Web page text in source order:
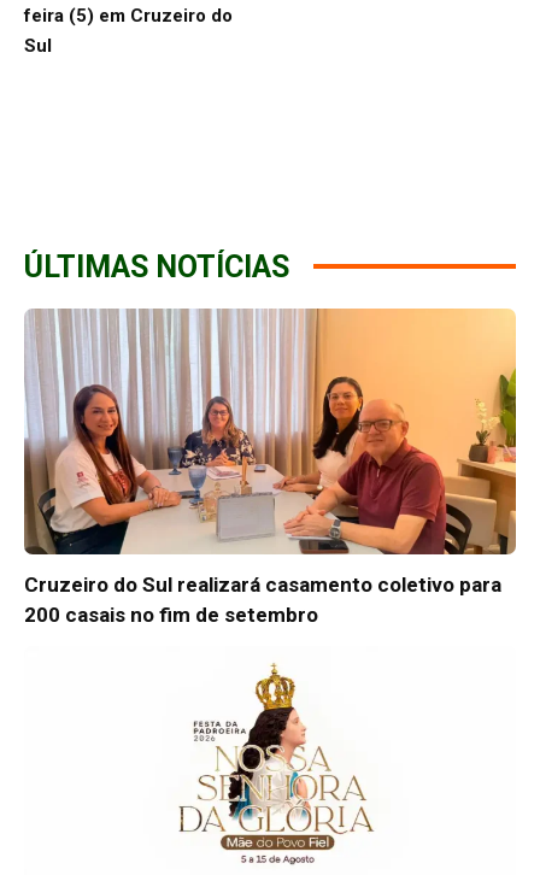
feira (5) em Cruzeiro do
Sul
ÚLTIMAS NOTÍCIAS
Cruzeiro do Sul realizará casamento coletivo para
200 casais no fim de setembro